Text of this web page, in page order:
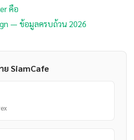
คือ
— ข้อมูลครบถ้วน 2026
ย SiamCafe